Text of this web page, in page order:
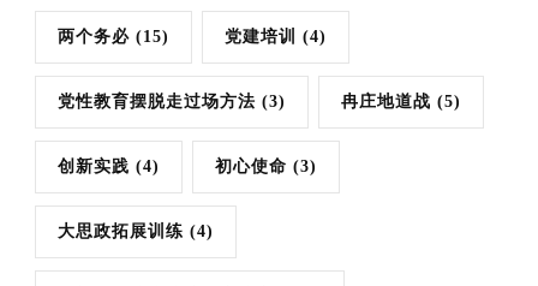
两个务必 (15) 党建培训 (4)
党性教育摆脱走过场方法 (3) 冉庄地道战 (5)
创新实践 (4) 初心使命 (3)
大思政拓展训练 (4)